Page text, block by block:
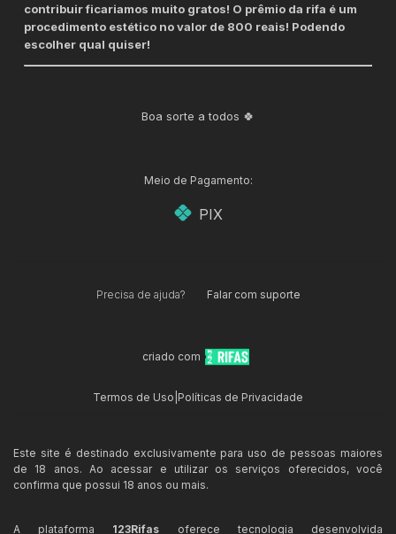
contribuir ficariamos muito gratos! O prêmio da rifa é um
procedimento estético no valor de 800 reais! Podendo
escolher qual quiser!
Boa sorte a todos 🍀
Meio de Pagamento:
PIX
Precisa de ajuda? Falar com suporte
criado com
Termos de Uso Políticas de Privacidade
Este site é destinado exclusivamente para uso de pessoas maiores
de 18 anos. Ao acessar e utilizar os serviços oferecidos, você
confirma que possui 18 anos ou mais.
A plataforma 123Rifas oferece tecnologia desenvolvida